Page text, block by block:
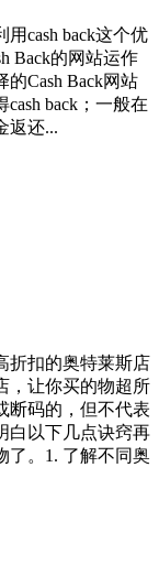
cash back这个优
Back的网站运作
Cash Back网站
back；一般在
返还...
折扣的奥特莱斯店
，让你买的物超所
断码的，但不代表
白以下几点诀窍再
了。1. 了解不同奥